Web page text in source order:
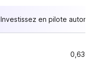
Investissez en pilote